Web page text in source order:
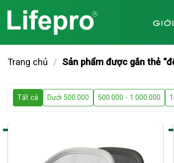
nội
dung
Trang chủ / Sản phẩm được gắn thẻ
Tất cả Dưới 500.000 500.000 - 1.000.000